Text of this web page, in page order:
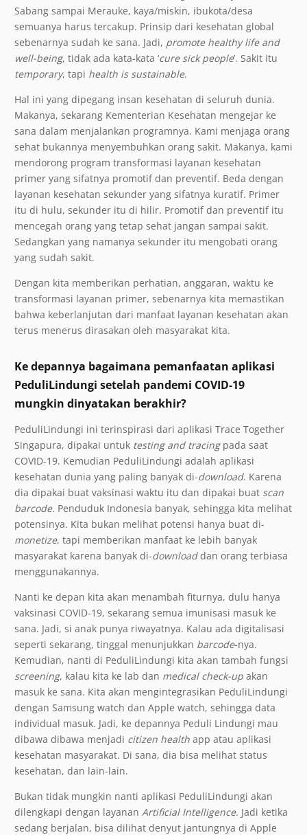
Sabang sampai Merauke, kaya/miskin, ibukota/desa
semuanya harus tercakup. Prinsip dari kesehatan global
sebenarnya sudah ke sana. Jadi, promote healthy life and
well-being, tidak ada kata-kata ‘cure sick people’. Sakit itu
temporary, tapi health is sustainable.
Hal ini yang dipegang insan kesehatan di seluruh dunia.
Makanya, sekarang Kementerian Kesehatan mengejar ke
sana dalam menjalankan programnya. Kami menjaga orang
sehat bukannya menyembuhkan orang sakit. Makanya, kami
mendorong program transformasi layanan kesehatan
primer yang sifatnya promotif dan preventif. Beda dengan
layanan kesehatan sekunder yang sifatnya kuratif. Primer
itu di hulu, sekunder itu di hilir. Promotif dan preventif itu
mencegah orang yang tetap sehat jangan sampai sakit.
Sedangkan yang namanya sekunder itu mengobati orang
yang sudah sakit.
Dengan kita memberikan perhatian, anggaran, waktu ke
transformasi layanan primer, sebenarnya kita memastikan
bahwa keberlanjutan dari manfaat layanan kesehatan akan
terus menerus dirasakan oleh masyarakat kita.
Ke depannya bagaimana pemanfaatan aplikasi
PeduliLindungi setelah pandemi COVID-19
mungkin dinyatakan berakhir?
PeduliLindungi ini terinspirasi dari aplikasi Trace Together
Singapura, dipakai untuk testing and tracing pada saat
COVID-19. Kemudian PeduliLindungi adalah aplikasi
kesehatan dunia yang paling banyak di-download. Karena
dia dipakai buat vaksinasi waktu itu dan dipakai buat scan
barcode. Penduduk Indonesia banyak, sehingga kita melihat
potensinya. Kita bukan melihat potensi hanya buat di-
monetize, tapi memberikan manfaat ke lebih banyak
masyarakat karena banyak di-downloaddan orang terbiasa
menggunakannya.
Nanti ke depan kita akan menambah fiturnya, dulu hanya
vaksinasi COVID-19, sekarang semua imunisasi masuk ke
sana. Jadi, si anak punya riwayatnya. Kalau ada digitalisasi
seperti sekarang, tinggal menunjukkan barcode-nya.
Kemudian, nanti di PeduliLindungi kita akan tambah fungsi
screening, kalau kita ke lab dan medical check-up akan
masuk ke sana. Kita akan mengintegrasikan PeduliLindungi
dengan Samsung watch dan Apple watch, sehingga data
individual masuk. Jadi, ke depannya Peduli Lindungi mau
dibawa dibawa menjadi citizen health app atau aplikasi
kesehatan masyarakat. Di sana, dia bisa melihat status
kesehatan, dan lain-lain.
Bukan tidak mungkin nanti aplikasi PeduliLindungi akan
dilengkapi dengan layanan Artificial Intelligence. Jadi ketika
sedang berjalan, bisa dilihat denyut jantungnya di Apple